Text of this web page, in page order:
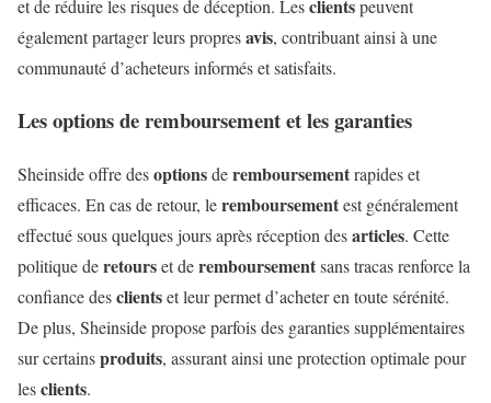
et de réduire les risques de déception. Lesclientspeuvent
également partager leurs propresavis, contribuant ainsi à une
communauté d’acheteurs informés et satisfaits.
Les options de remboursement et les garanties
Sheinside offre desoptionsderemboursementrapides et
efficaces. En cas de retour, leremboursementest généralement
effectué sous quelques jours après réception desarticles. Cette
politique deretourset deremboursementsans tracas renforce la
confiance desclientset leur permet d’acheter en toute sérénité.
De plus, Sheinside propose parfois des garanties supplémentaires
sur certainsproduits, assurant ainsi une protection optimale pour
lesclients.